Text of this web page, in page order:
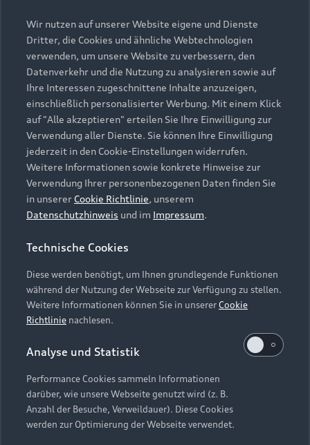
Alle Modelle
Modelle vergleichen
Elektromodelle
Plug-in-Hybride
Kaufen & leasen
Neuwagensuche
Gebrauchtwagensuche
Gebrauchtwagen
Finanzierung
Aktionen & Angebote
Geschäftskunden
Service & Zubehör
Saisonale Angebote
Audi Services
Garantie
Audi digital services
myAudi
Support
Kundenservice
Händlersuche
Audi Code
Online-Terminvereinbarung
Servicekontakt
Vertrag widerrufen
Über Audi
Unternehmen
Karriere
Investor Relations
Presse & Media Center
Datenschutz
Audi erleben
Newsletter
Impressum Rechtliches
Hinweisgebersystem
Datenschutzinformation
Cookie-Einstellungen
Cookie-Richtlinie
Barrierefreiheit
Hinweis: Die aktuelle Darstellung und Anordnung der
Embleme am Fahrzeug bei allen Abbildungen auf dieser
Webseite kann abweichen.
Wir nutzen auf unserer Website eigene und Dienste
Dritter, die Cookies und ähnliche Webtechnologien
verwenden, um unsere Website zu verbessern, den
Datenverkehr und die Nutzung zu analysieren sowie auf
Ihre Interessen zugeschnittene Inhalte anzuzeigen,
einschließlich personalisierter Werbung. Mit einem Klick
auf "Alle akzeptieren" erteilen Sie Ihre Einwilligung zur
Verwendung aller Dienste. Sie können Ihre Einwilligung
jederzeit in den Cookie-Einstellungen widerrufen.
Weitere Informationen sowie konkrete Hinweise zur
Verwendung Ihrer personenbezogenen Daten finden Sie
in unserer Cookie Richtlinie, unserem
Datenschutzhinweis und im Impressum.
Technische Cookies
Diese werden benötigt, um Ihnen grundlegende Funktionen
während der Nutzung der Webseite zur Verfügung zu stellen.
Weitere Informationen können Sie in unsererCookie
Richtlinie nachlesen.
Analyse und Statistik
Performance Cookies sammeln Informationen
darüber, wie unsere Webseite genutzt wird (z. B.
Anzahl der Besuche, Verweildauer). Diese Cookies
werden zur Optimierung der Webseite verwendet.